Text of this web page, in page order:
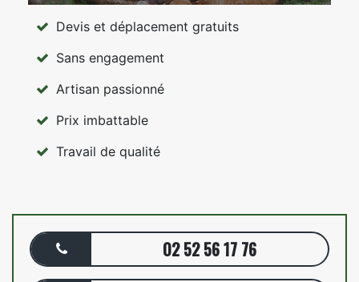
Devis et déplacement gratuits
Sans engagement
Artisan passionné
Prix imbattable
Travail de qualité
02 52 56 17 76